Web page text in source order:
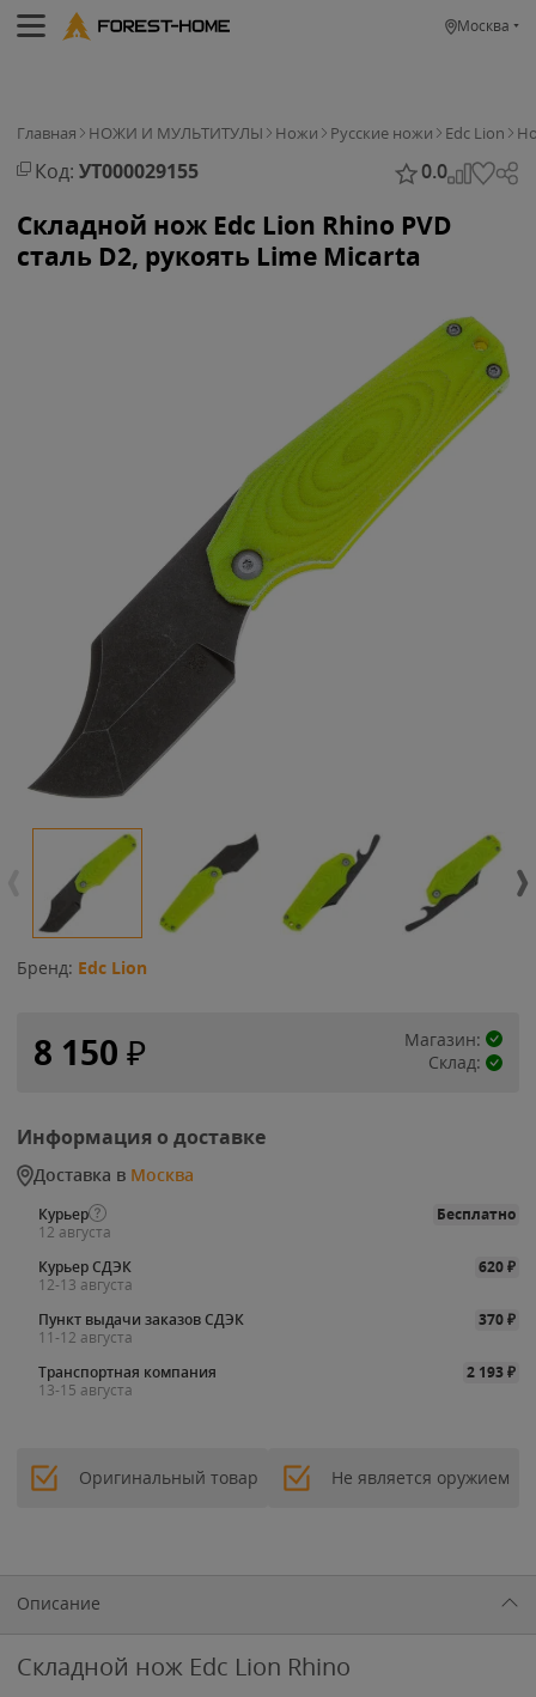
Москва
Главная НОЖИ И МУЛЬТИТУЛЫ Ножи Русские ножи Edc Lion
Код: УТ000029155 0.0
Складной нож Edc Lion Rhino PVD
сталь D2, рукоять Lime Micarta
Бренд: Edc Lion
8 150 ₽
Магазин:
Склад:
Информация о доставке
Доставка в Москва
Курьер
Бесплатно
12 августа
Курьер СДЭК
620₽
12-13 августа
Пункт выдачи заказов СДЭК
370₽
11-12 августа
Транспортная компания
2 193₽
13-15 августа
Оригинальный товар Не является оружием
Описание
Складной нож Edc Lion Rhino